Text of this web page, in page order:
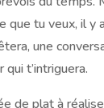
que tu veux, il y
une
qui t’intriguera.
de plat à